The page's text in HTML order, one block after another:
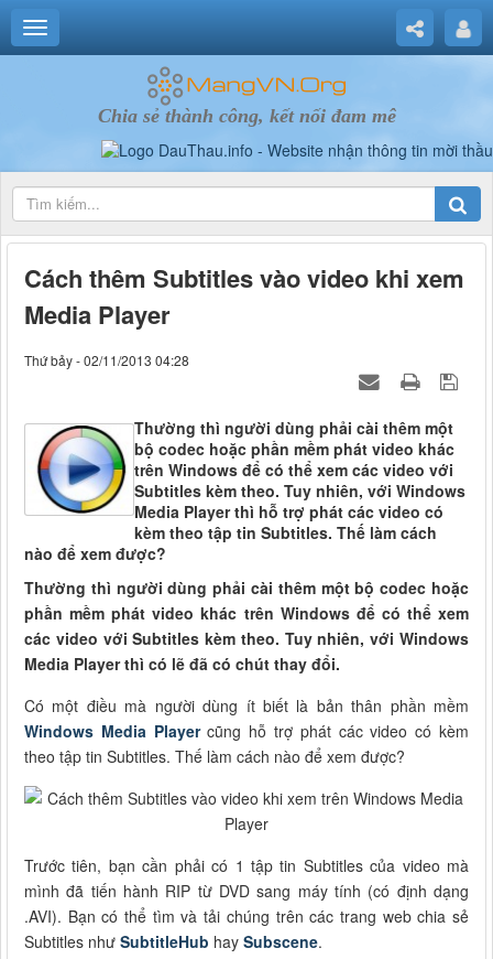
Chia sẻ thành công, kết nối đam mê
Cách thêm Subtitles vào video khi xem
Media Player
Thứ bảy - 02/11/2013 04:28
Thường thì người dùng phải cài thêm một
bộ codec hoặc phần mềm phát video khác
trên Windows để có thể xem các video với
Subtitles kèm theo. Tuy nhiên, với Windows
Media Player thì hỗ trợ phát các video có
kèm theo tập tin Subtitles. Thế làm cách
nào để xem được?
Thường thì người dùng phải cài thêm một bộ codec hoặc
phần mềm phát video khác trên Windows để có thể xem
các video với Subtitles kèm theo. Tuy nhiên, với Windows
Media Player thì có lẽ đã có chút thay đổi.
Có một điều mà người dùng ít biết là bản thân phần mềm
Windows Media Playercũng hỗ trợ phát các video có kèm
theo tập tin Subtitles. Thế làm cách nào để xem được?
Trước tiên, bạn cần phải có 1 tập tin Subtitles của video mà
mình đã tiến hành RIP từ DVD sang máy tính (có định dạng
.AVI). Bạn có thể tìm và tải chúng trên các trang web chia sẻ
Subtitles như SubtitleHub hay Subscene.